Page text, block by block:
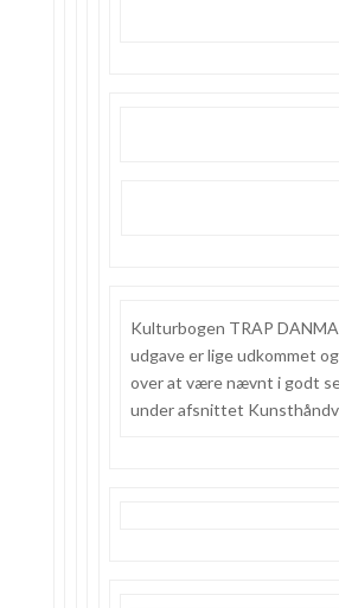
Kulturbogen TRAP
udgave er lige udkommet
over at være nævnt i godt
under afsnittet